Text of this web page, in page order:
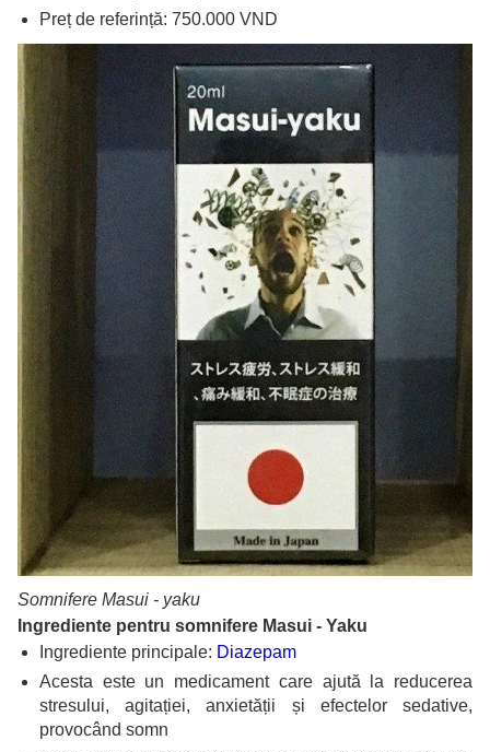
Preț de referință: 750.000 VND
Somnifere Masui - yaku
Ingrediente pentru somnifere Masui - Yaku
Ingrediente principale: Diazepam
Acesta este un medicament care ajută la reducerea
stresului, agitației, anxietății și efectelor sedative,
provocând somn